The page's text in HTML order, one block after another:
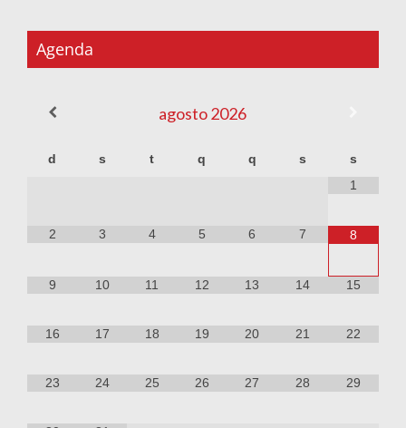
Agenda
agosto2026
d s t q q s
s
1
2 3 4 5 6 7 8
9 10 11 12 13 14 15
16 17 18 19 20 21 22
23 24 25 26 27 28 29